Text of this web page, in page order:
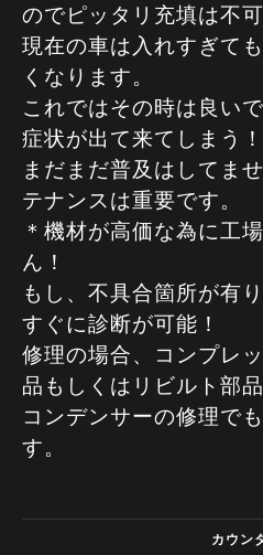
のでピッタリ充填は不可
現在の車は入れすぎて
くなります。
これではその時は良い
症状が出て来てしまう！
まだまだ普及はしてま
テナンスは重要です。
＊機材が高価な為に工
ん！
もし、不具合箇所が有
すぐに診断が可能！
修理の場合、コンプレ
品もしくはリビルト部
コンデンサーの修理で
す。
カウン